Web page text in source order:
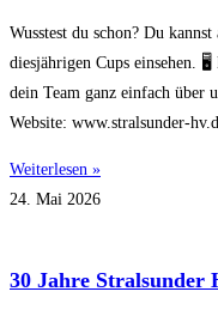
Wusstest du schon? Du
diesjährigen Cups einsehen.
dein Team ganz einfach
Website: www.stralsunder-
Weiterlesen »
24. Mai 2026
30 Jahre Stralsunder